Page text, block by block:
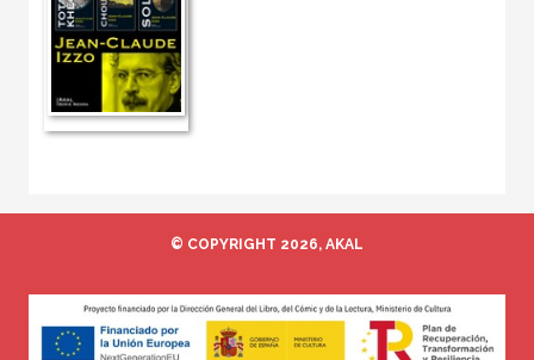
© COPYRIGHT 2026, AKAL